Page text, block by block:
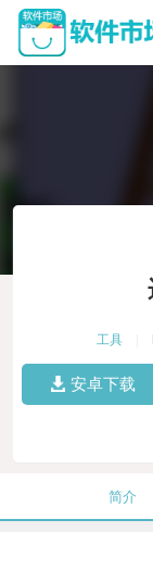
工具
安卓下载
简介